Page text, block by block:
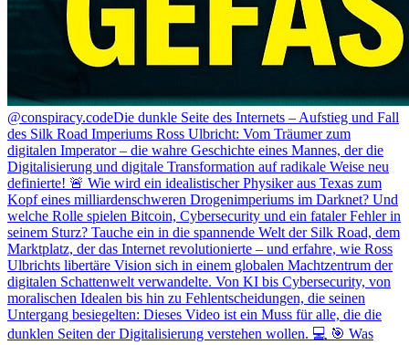
@conspiracy.codeDie dunkle Seite des Internets – Aufstieg und Fall
des Silk Road Imperiums Ross Ulbricht: Vom Träumer zum
digitalen Imperator – die wahre Geschichte eines Mannes, der die
Digitalisierung und digitale Transformation auf radikale Weise neu
definierte! 🚨 Wie wird ein idealistischer Physiker aus Texas zum
Kopf eines milliardenschweren Drogenimperiums im Darknet? Und
welche Rolle spielen Bitcoin, Cybersecurity und ein fataler Fehler in
seinem Sturz? Tauche ein in die spannende Welt der Silk Road, dem
Marktplatz, der das Internet revolutionierte – und erfahre, wie Ross
Ulbrichts libertäre Vision sich in einem globalen Machtzentrum der
digitalen Schattenwelt verwandelte. Von KI bis Cybersecurity, von
moralischen Idealen bis hin zu Fehlentscheidungen, die seinen
Untergang besiegelten: Dieses Video ist ein Muss für alle, die die
dunklen Seiten der Digitalisierung verstehen wollen. 💻 🎯 Was